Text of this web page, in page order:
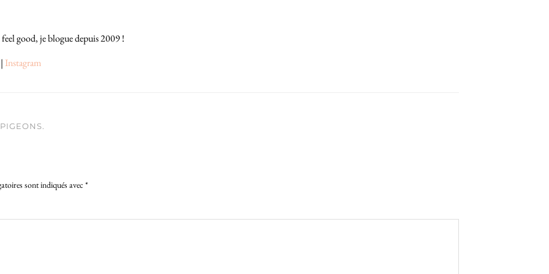
good, je blogue depuis 2009 !
Instagram
sont indiqués avec *